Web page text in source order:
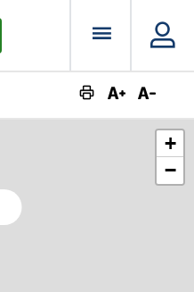
Menu
+
−